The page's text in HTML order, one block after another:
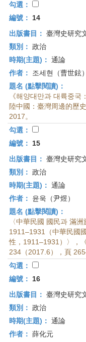
勾選：
編號：
14
出版書目： 臺灣史研究
類別： 政治
時期(主題)： 通論
作者：
조세현（曹世鉉）
題名 (點擊閱讀)：
《해양대만과 대륙중
陸中國：臺灣周邊的歷
2017。
勾選：
編號：
15
出版書目： 臺灣史研究
類別： 政治
時期(主題)： 通論
作者：
윤욱（尹煜）
題名 (點擊閱讀)：
〈中華民國 國民과 滿
1911–1931（中華民國
性，1911–1931）〉，
234（2017.6），頁
勾選：
編號：
16
出版書目： 臺灣史研究
類別： 政治
時期(主題)： 通論
作者： 薛化元